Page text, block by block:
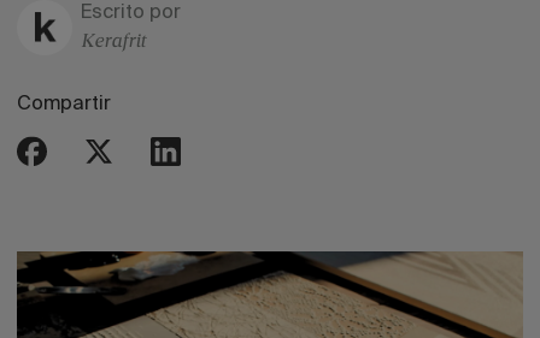
Escrito por
Kerafrit
Compartir